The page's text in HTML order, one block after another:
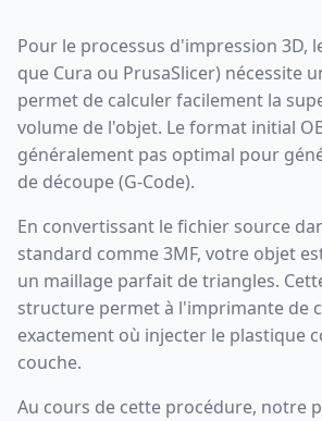
Pour le processus d'impression 3D,
que Cura ou PrusaSlicer) nécessite
permet de calculer facilement la
volume de l'objet. Le format initial
généralement pas optimal pour
de découpe (G-Code).
En convertissant le fichier source
standard comme 3MF, votre objet
un maillage parfait de triangles.
structure permet à l'imprimante de
exactement où injecter le plastique
couche.
Au cours de cette procédure, notre